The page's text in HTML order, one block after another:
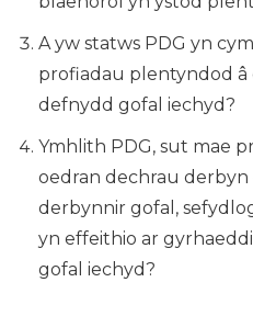
A yw statws PDG yn
profiadau plentyndod â
defnydd gofal iechyd?
Ymhlith PDG, sut mae
oedran dechrau derbyn
derbynnir gofal,
yn effeithio ar
gofal iechyd?